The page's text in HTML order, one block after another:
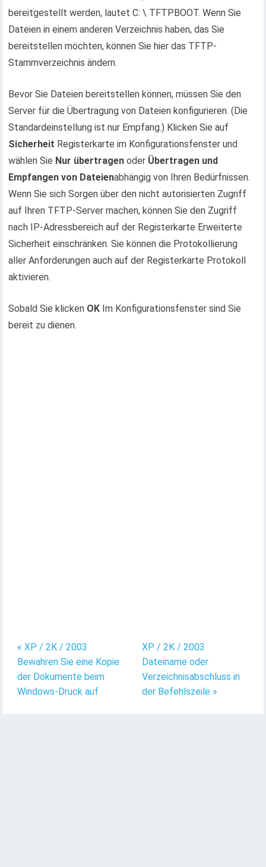
bereitgestellt werden, lautet C: \ TFTPBOOT. Wenn Sie
Dateien in einem anderen Verzeichnis haben, das Sie
bereitstellen möchten, können Sie hier das TFTP-
Stammverzeichnis ändern.
Bevor Sie Dateien bereitstellen können, müssen Sie den
Server für die Übertragung von Dateien konfigurieren. (Die
Standardeinstellung ist nur Empfang.) Klicken Sie auf
Sicherheit Registerkarte im Konfigurationsfenster und
wählen Sie Nur übertragen oder Übertragen und
Empfangen von Dateienabhängig von Ihren Bedürfnissen.
Wenn Sie sich Sorgen über den nicht autorisierten Zugriff
auf Ihren TFTP-Server machen, können Sie den Zugriff
nach IP-Adressbereich auf der Registerkarte Erweiterte
Sicherheit einschränken. Sie können die Protokollierung
aller Anforderungen auch auf der Registerkarte Protokoll
aktivieren.
Sobald Sie klicken OK Im Konfigurationsfenster sind Sie
bereit zu dienen.
« XP / 2K / 2003
Bewahren Sie eine Kopie
der Dokumente beim
Windows-Druck auf
XP / 2K / 2003
Dateiname oder
Verzeichnisabschluss in
der Befehlszeile »